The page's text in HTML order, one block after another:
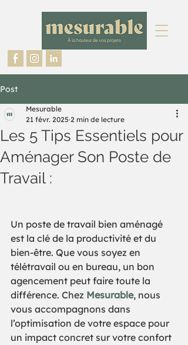
Post
Les 5 Tips Essentiels pour
Aménager Son Poste de
Travail :
Mesurable
21 févr. 2025 2 min de lecture
Un poste de travail bien aménagé
est la clé de la productivité et du
bien-être. Que vous soyez en
télétravail ou en bureau, un bon
agencement peut faire toute la
différence. Chez Mesurable, nous
vous accompagnons dans
l’optimisation de votre espace pour
un impact concret sur votre confort